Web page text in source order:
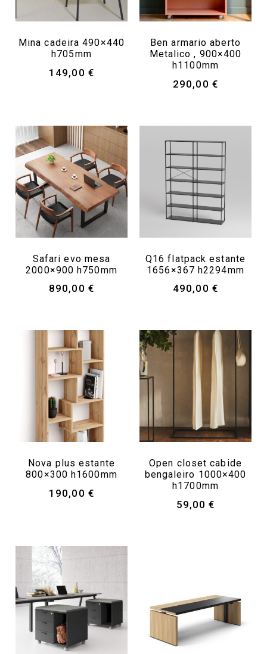
Mina cadeira 490×440
h705mm
149,00 €
Ben armario aberto
Metalico , 900×400
h1100mm
290,00 €
Safari evo mesa
2000×900 h750mm
890,00 €
Q16 flatpack estante
1656×367 h2294mm
490,00 €
Nova plus estante
800×300 h1600mm
190,00 €
Open closet cabide
bengaleiro 1000×400
h1700mm
59,00€